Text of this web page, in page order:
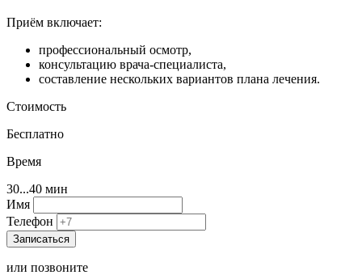
Приём включает:
профессиональный осмотр,
консультацию врача-специалиста,
составление нескольких вариантов плана лечения.
Стоимость
Бесплатно
Время
30...40 мин
Имя
Телефон
Записаться
или позвоните